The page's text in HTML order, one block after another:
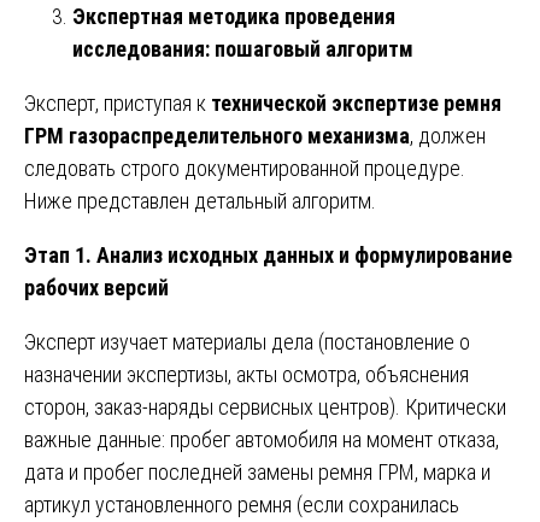
Экспертная методика проведения
исследования: пошаговый алгоритм
Эксперт, приступая к технической экспертизе ремня
ГРМ газораспределительного механизма, должен
следовать строго документированной процедуре.
Ниже представлен детальный алгоритм.
Этап 1. Анализ исходных данных и формулирование
рабочих версий
Эксперт изучает материалы дела (постановление о
назначении экспертизы, акты осмотра, объяснения
сторон, заказ-наряды сервисных центров). Критически
важные данные: пробег автомобиля на момент отказа,
дата и пробег последней замены ремня ГРМ, марка и
артикул установленного ремня (если сохранилась